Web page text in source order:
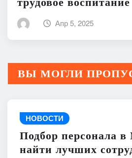
Апр 5, 2025
ВЫ МОГЛИ
НОВОСТИ
Подбор персонала
найти лучших